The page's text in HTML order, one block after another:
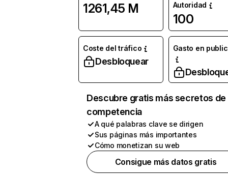
1261,45 M
Autoridad
100
Coste del tráfico
Desbloquear
Gasto en
Descubre gratis más secretos de
competencia
A qué palabras clave se dirigen
Sus páginas más importantes
Cómo monetizan su web
Consigue más datos gratis